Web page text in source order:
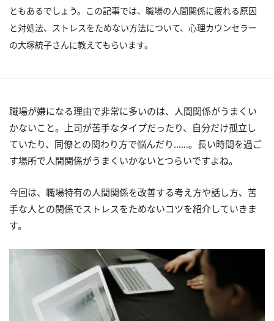
ともあるでしょう。この記事では、職場の人間関係に疲れる原因
と対処法、ストレスをためない方法について、心理カウンセラー
の大塚統子さんに教えてもらいます。
職場が嫌になる理由で非常に多いのは、人間関係がうまくい
かないこと。上司が苦手なタイプだったり、自分だけ孤立し
ていたり、同僚との関わり方で悩んだり……。長い時間を過ご
す場所で人間関係がうまくいかないとつらいですよね。
今回は、職場特有の人間関係を改善する考え方や話し方、苦
手な人との関係でストレスをためないコツを紹介していきま
す。